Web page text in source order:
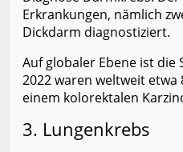
Erkrankungen, nämlich
Dickdarm diagnostiziert.
Auf globaler Ebene ist die
2022 waren weltweit etwa
einem kolorektalen
3. Lungenkrebs